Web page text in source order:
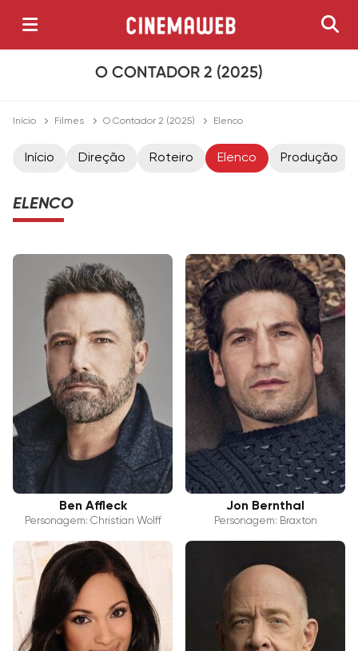
O CONTADOR 2 (2025)
Início Filmes O Contador 2 (2025) Elenco
Início Direção Roteiro Elenco Produção
ELENCO
Ben Affleck
Personagem: Christian Wolff
Jon Bernthal
Personagem: Braxton